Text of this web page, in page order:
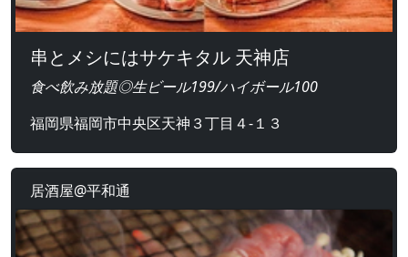
串とメシにはサケキタル 天神店
食べ飲み放題◎生ビール199/ハイボール100
福岡県福岡市中央区天神３丁目４-１３
居酒屋@平和通